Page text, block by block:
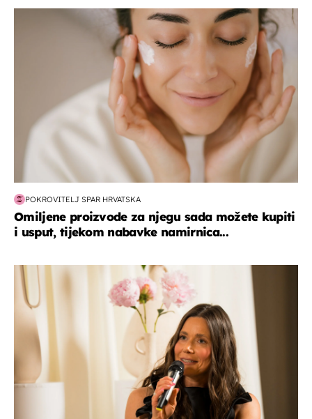
moda & ljepota
POKROVITELJ SPAR HRVATSKA
Omiljene proizvode za njegu sada možete kupiti
i usput, tijekom nabavke namirnica...
moda & ljepota